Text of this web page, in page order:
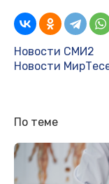
Новости СМИ2
Новости
По теме